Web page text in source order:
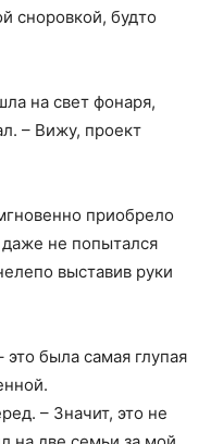
сноровкой, будто
на свет фонаря,
– Вижу, проект
приобрело
не попытался
выставив руки
была самая глупая
– Значит, это не